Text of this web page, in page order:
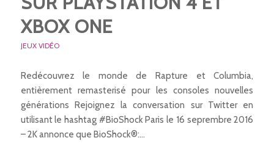
XBOX ONE
JEUX VIDÉO
Redécouvrez le monde de Rapture et Columbia,
entièrement remasterisé pour les consoles nouvelles
générations Rejoignez la conversation sur Twitter en
utilisant le hashtag #BioShock Paris le 16 seprembre 2016
– 2K annonce que BioShock®:…